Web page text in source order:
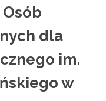
dla
im.
w